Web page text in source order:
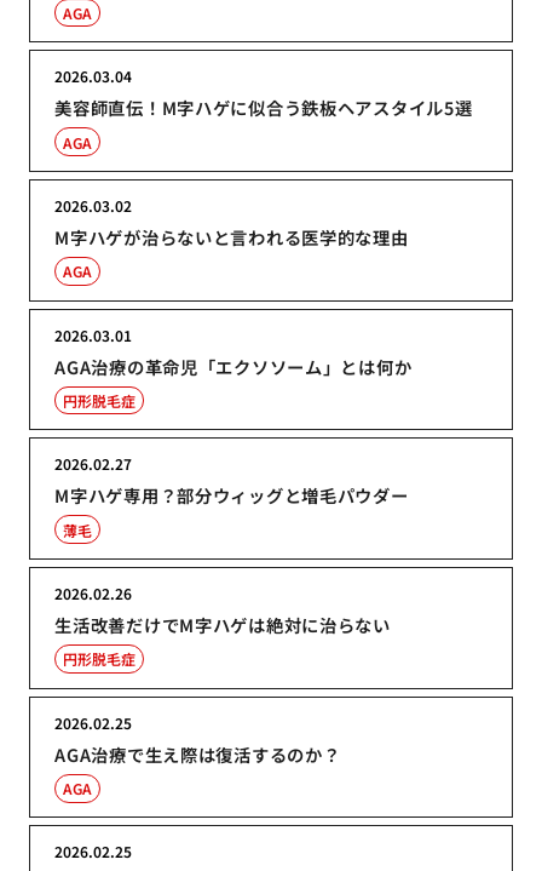
AGA
美容師直伝！M字ハゲに似合う鉄板ヘアスタイル5選
2026.03.04
AGA
M字ハゲが治らないと言われる医学的な理由
2026.03.02
AGA
AGA治療の革命児「エクソソーム」とは何か
2026.03.01
円形脱毛症
M字ハゲ専用？部分ウィッグと増毛パウダー
2026.02.27
薄毛
生活改善だけでM字ハゲは絶対に治らない
2026.02.26
円形脱毛症
AGA治療で生え際は復活するのか？
2026.02.25
AGA
2026.02.25